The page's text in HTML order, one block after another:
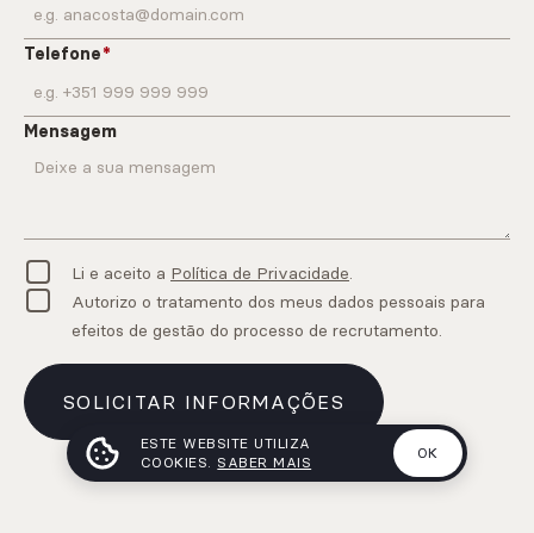
Telefone
Mensagem
Li e aceito a Política de Privacidade.
Autorizo o tratamento dos meus dados pessoais para
efeitos de gestão do processo de recrutamento.
SOLICITAR INFORMAÇÕES
ESTE WEBSITE UTILIZA
COOKIES. SABER MAIS
OK